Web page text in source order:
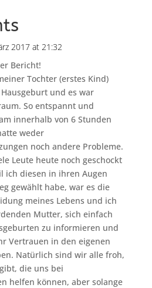
2017 at 21:32
Bericht!
Tochter (erstes Kind)
und es war
So entspannt und
innerhalb von 6 Stunden
weder
noch andere Probleme.
Leute heute noch geschockt
ich diesen in ihren Augen
gewählt habe, war es die
meines Lebens und ich
Mutter, sich einfach
zu informieren und
Vertrauen in den eigenen
Natürlich sind wir alle froh,
die uns bei
helfen können, aber solange